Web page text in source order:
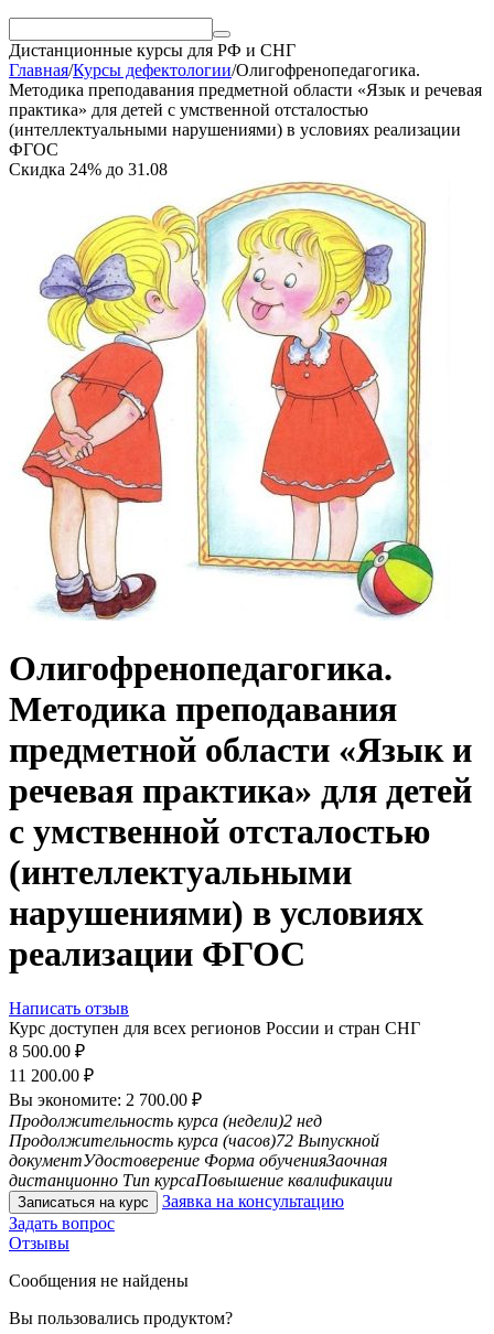
Дистанционные курсы для РФ и СНГ
Главная/Курсы дефектологии/Олигофренопедагогика.
Методика преподавания предметной области «Язык и речевая
практика» для детей с умственной отсталостью
(интеллектуальными нарушениями) в условиях реализации
ФГОС
Скидка 24% до 31.08
Олигофренопедагогика.
Методика преподавания
предметной области «Язык и
речевая практика» для детей
с умственной отсталостью
(интеллектуальными
нарушениями) в условиях
реализации ФГОС
Написать отзыв
Курс доступен для всех регионов России и стран СНГ
8 500.00 ₽
11 200.00 ₽
Вы экономите: 2 700.00 ₽
Продолжительность курса (недели)2 нед
Продолжительность курса (часов)72 Выпускной
документУдостоверение Форма обученияЗаочная
дистанционно Тип курсаПовышение квалификации
Записаться на курс
Заявка на консультацию
Задать вопрос
Отзывы
Сообщения не найдены
Вы пользовались продуктом?